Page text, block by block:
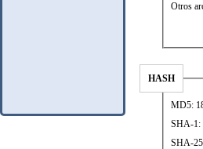
Otros
HASH
MD5:
SHA-1:
SHA-